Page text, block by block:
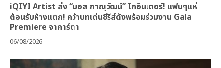
iQIYI Artist ส่ง “มอส ภาณุวัฒน์” โกอินเตอร์! แฟนๆแห่
ต้อนรับห้างแตก! คว้าบทเด่นซีรีส์ดังพร้อมร่วมงาน Gala
Premiere จาการ์ตา
06/08/2026